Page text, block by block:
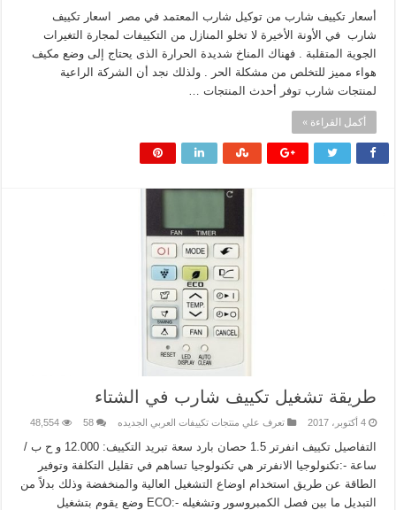
أسعار تكييف شارب من توكيل شارب المعتمد في مصر اسعار تكييف
شارب في الأونة الأخيرة لا تخلو المنازل من التكييفات لمجارة التغيرات
الجوية المتقلبة . فهناك المناخ شديدة الحرارة الذى يحتاج إلى وضع مكيف
هواء مميز للتخلص من مشكلة الحر . ولذلك نجد أن الشركة الراعية
لمنتجات شارب توفر أحدث المنتجات …
أكمل القراءة »
طريقة تشغيل تكييف شارب في الشتاء
4 أكتوبر، 2017 تعرف علي منتجات تكييفات العربي الجديده 58
48,554
التفاصيل تكييف انفرتر 1.5 حصان بارد سعة تبريد التكييف: 12.000 و ح ب /
ساعة -:تكنولوجيا الانفرتر هي تكنولوجيا تساهم في تقليل التكلفة وتوفير
الطاقة عن طريق استخدام اوضاع التشغيل العالية والمنخفضة وذلك بدلاً من
التبديل ما بين فصل الكمبروسور وتشغيله -:ECO وضع يقوم بتشغيل